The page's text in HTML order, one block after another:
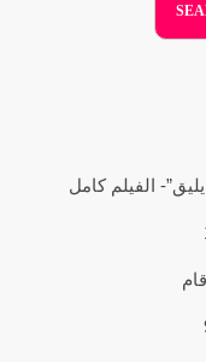
الفيلم كامل